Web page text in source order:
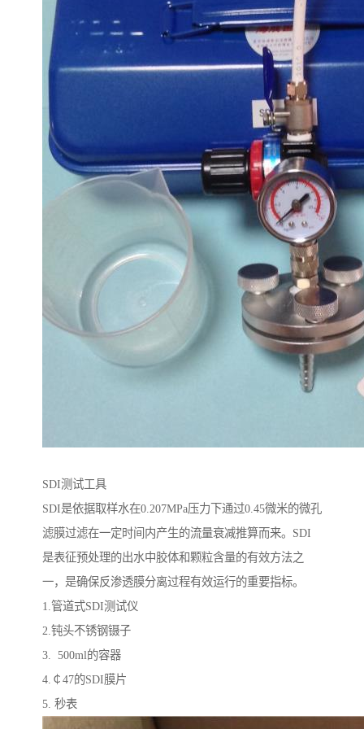
SDI测试工具
SDI是依据取样水在0.207MPa压力下通过0.45微米的微孔
滤膜过滤在一定时间内产生的流量衰减推算而来。SDI
是表征预处理的出水中胶体和颗粒含量的有效方法之
一，是确保反渗透膜分离过程有效运行的重要指标。
1.管道式SDI测试仪
2.钝头不锈钢镊子
3. 500ml的容器
4.￠47的SDI膜片
5. 秒表